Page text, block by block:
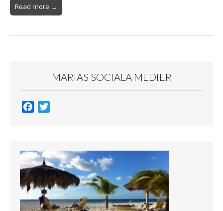
Read more →
MARIAS SOCIALA MEDIER
b
o
o
k
t
e
r